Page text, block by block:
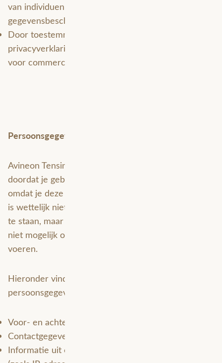
van individuen respecteert volgens toepasselijke
gegevensbeschermingswetten.
Door toestemming te geven op onze
privacyverklaring ontvangen we toestemming om u
voor commerciële doeleinden te contacteren.
Persoonsgegevens die wij verwerken
Avineon Tensing verwerkt je persoonsgegevens
doordat je gebruik maakt van onze diensten en/of
omdat je deze gegevens zelf aan ons verstrekt. Het
is wettelijk niet verplicht om persoonsgegevens af
te staan, maar zonder persoonlijke gegevens is het
niet mogelijk om onze dienstverlening uit te
voeren.
Hieronder vind je een overzicht van de
persoonsgegevens die wij verwerken:
Voor- en achternaam
Contactgegevens (telefoonnummer en e-mailadres)
Informatie uit cookies en soortgelijke technieken